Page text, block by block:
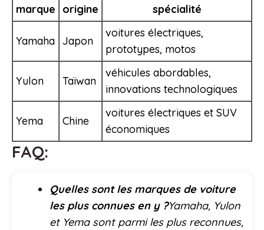
marque origine spécialité
Yamaha Japon
voitures électriques,
prototypes, motos
Yulon Taïwan
véhicules abordables,
innovations technologiques
Yema Chine
voitures électriques et SUV
économiques
FAQ:
Quelles sont les marques de voiture
les plus connues en y ?Yamaha, Yulon
et Yema sont parmi les plus reconnues,